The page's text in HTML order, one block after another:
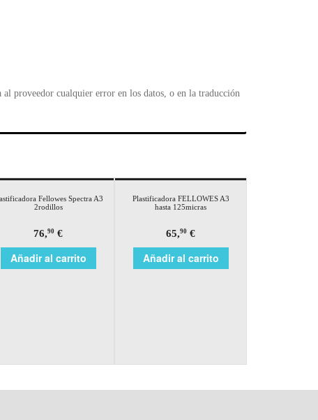
proveedor cualquier error en los datos, o en la traducción
Fellowes Spectra A3
2rodillos
76,90 €
Añadir al carrito
Plastificadora FELLOWES A3
hasta 125micras
65,90 €
Añadir al carrito